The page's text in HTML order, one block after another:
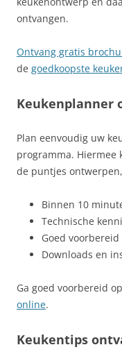
ontvangen.
Ontvang gratis
de goedkoopste
Keukenplanner
Plan eenvoudig uw
programma. Hiermee
de puntjes
Binnen 10
Technische
Goed
Downloads en
Ga goed voorbereid
online.
Keukentips